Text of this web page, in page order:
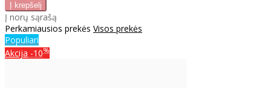
Į norų sąrašą
Perkamiausios prekės Visos prekės
Populiari
Akcija -10%